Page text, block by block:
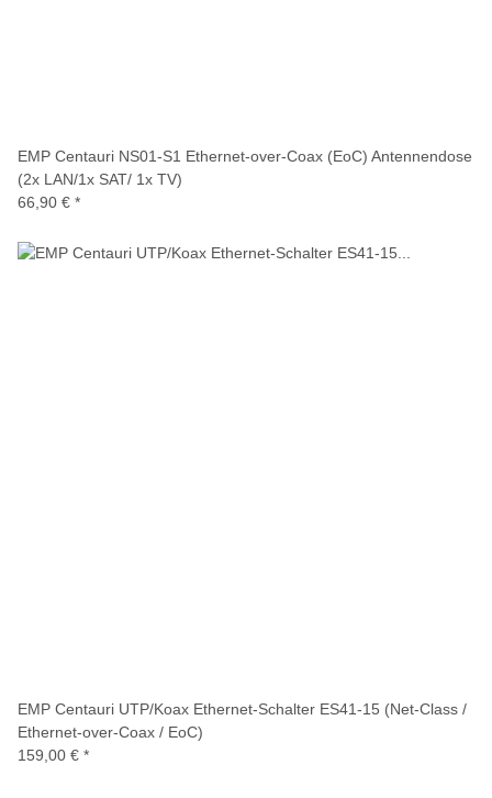
EMP Centauri NS01-S1 Ethernet-over-Coax (EoC) Antennendose
(2x LAN/1x SAT/ 1x TV)
66,90 € *
EMP Centauri UTP/Koax Ethernet-Schalter ES41-15 (Net-Class /
Ethernet-over-Coax / EoC)
159,00 € *